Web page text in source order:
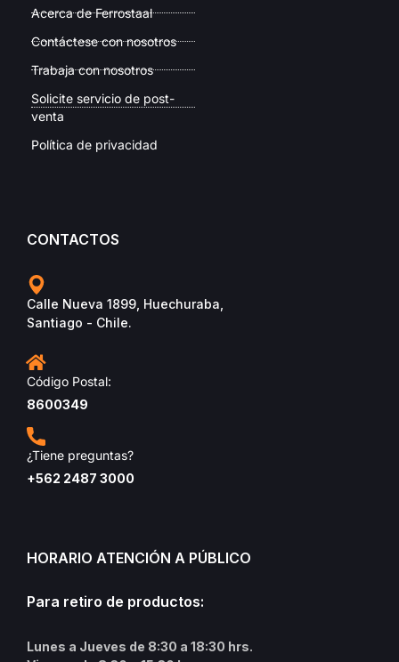
Acerca de Ferrostaal
Contáctese con nosotros
Trabaja con nosotros
Solicite servicio de post-
venta
Política de privacidad
CONTACTOS
Calle Nueva 1899, Huechuraba,
Santiago - Chile.
Código Postal:
8600349
¿Tiene preguntas?
+562 2487 3000
HORARIO ATENCIÓN A PÚBLICO
Para retiro de productos:
Lunes a Jueves de 8:30 a 18:30 hrs.